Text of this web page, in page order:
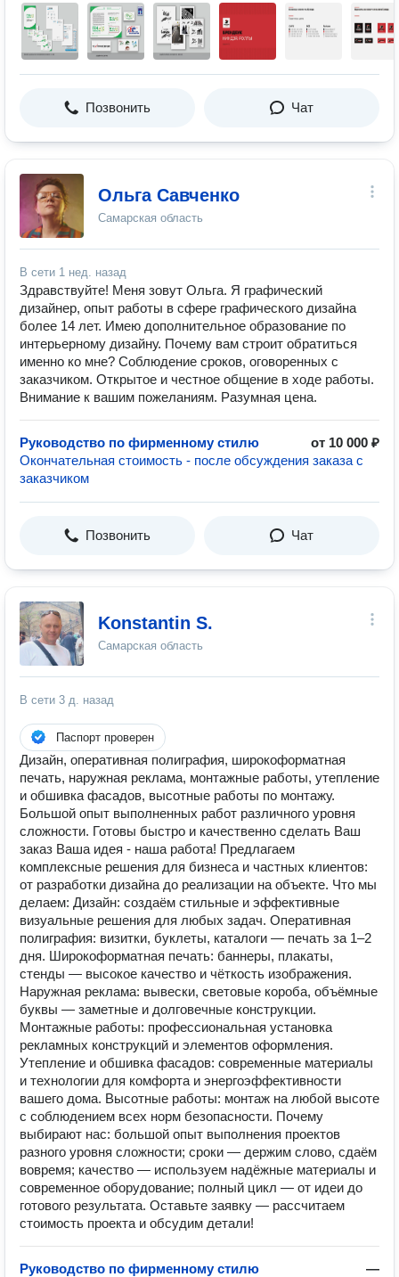
Позвонить Чат
Ольга Савченко
Самарская область
В сети 1 нед. назад
Здравствуйте! Меня зовут Ольга. Я графический
дизайнер, опыт работы в сфере графического дизайна
более 14 лет. Имею дополнительное образование по
интерьерному дизайну. Почему вам строит обратиться
именно ко мне? Соблюдение сроков, оговоренных с
заказчиком. Открытое и честное общение в ходе работы.
Внимание к вашим пожеланиям. Разумная цена.
Руководство по фирменному стилю
от 10 000 ₽
Окончательная стоимость - после обсуждения заказа с
заказчиком
Позвонить Чат
Konstantin S.
Самарская область
В сети 3 д. назад
Паспорт проверен
Дизайн, оперативная полиграфия, широкоформатная
печать, наружная реклама, монтажные работы, утепление
и обшивка фасадов, высотные работы по монтажу.
Большой опыт выполненных работ различного уровня
сложности. Готовы быстро и качественно сделать Ваш
заказ Ваша идея - наша работа! Предлагаем
комплексные решения для бизнеса и частных клиентов:
от разработки дизайна до реализации на объекте. Что мы
делаем: Дизайн: создаём стильные и эффективные
визуальные решения для любых задач. Оперативная
полиграфия: визитки, буклеты, каталоги — печать за 1–2
дня. Широкоформатная печать: баннеры, плакаты,
стенды — высокое качество и чёткость изображения.
Наружная реклама: вывески, световые короба, объёмные
буквы — заметные и долговечные конструкции.
Монтажные работы: профессиональная установка
рекламных конструкций и элементов оформления.
Утепление и обшивка фасадов: современные материалы
и технологии для комфорта и энергоэффективности
вашего дома. Высотные работы: монтаж на любой высоте
с соблюдением всех норм безопасности. Почему
выбирают нас: большой опыт выполнения проектов
разного уровня сложности; сроки — держим слово, сдаём
вовремя; качество — используем надёжные материалы и
современное оборудование; полный цикл — от идеи до
готового результата. Оставьте заявку — рассчитаем
стоимость проекта и обсудим детали!
Руководство по фирменному стилю —